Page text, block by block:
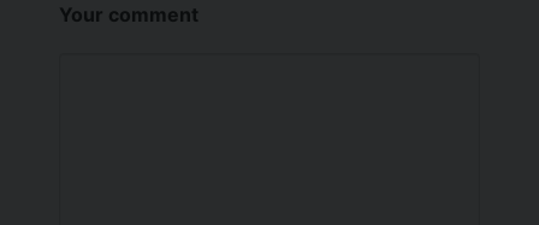
Your comment